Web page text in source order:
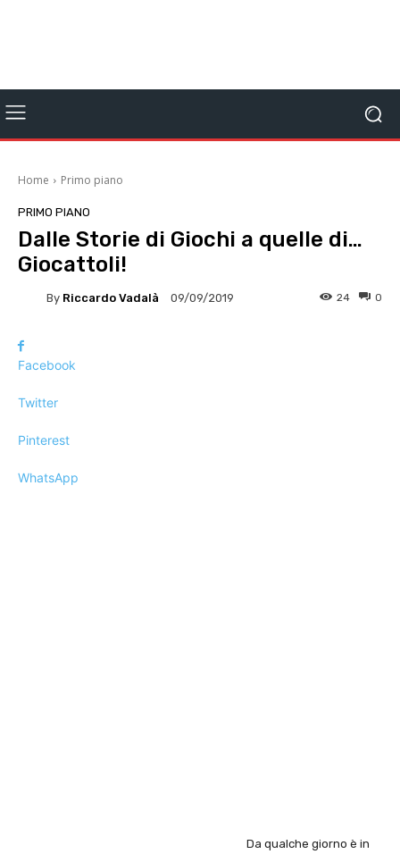
Home Primo piano
PRIMO PIANO
Dalle Storie di Giochi a quelle di…
Giocattoli!
By Riccardo Vadalà 09/09/2019 0
24
Facebook
Twitter
Pinterest
WhatsApp
Da qualche giorno è in